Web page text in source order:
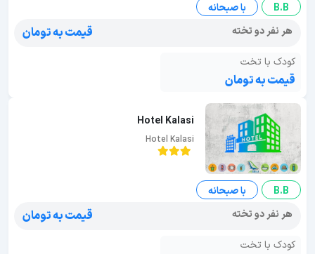
B.B
با صبحانه
هر نفر دو تخته
قیمت به تومان
کودک با تخت
قیمت به تومان
Hotel Kalasi
Hotel Kalasi
B.B
با صبحانه
هر نفر دو تخته
قیمت به تومان
کودک با تخت